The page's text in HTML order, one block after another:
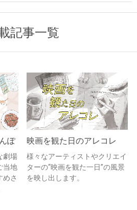
記事一覧
ぽ
劇場
当地
めさ
映画を観た日のアレコレ
様々なアーティストやクリエイ
ターの“映画を観た一日”の風景
を映し出します。